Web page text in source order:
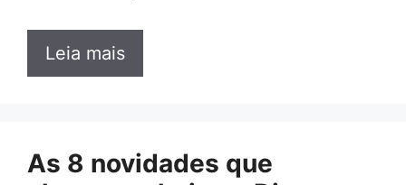
Leia mais
As 8 novidades que